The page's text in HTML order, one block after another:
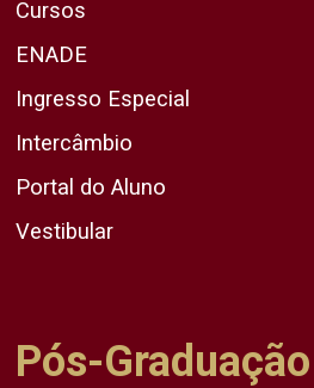
Cursos
ENADE
Ingresso Especial
Intercâmbio
Portal do Aluno
Vestibular
Pós-Graduação